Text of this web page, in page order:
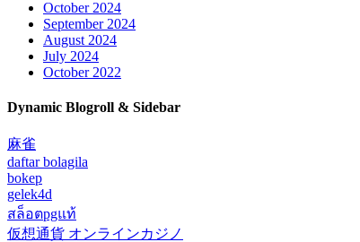
October 2024
September 2024
August 2024
July 2024
October 2022
Dynamic Blogroll & Sidebar
麻雀
daftar bolagila
bokep
gelek4d
สล็อตpgแท้
仮想通貨 オンラインカジノ